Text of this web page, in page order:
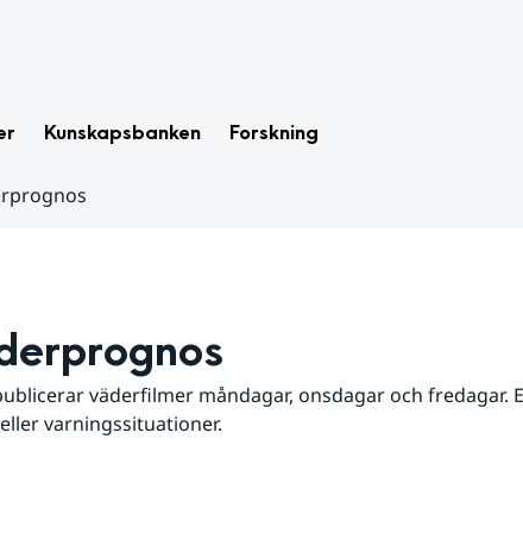
Kunskapsbanken Forskning
väderfilmer måndagar, onsdagar och fredagar.
varningssituationer.